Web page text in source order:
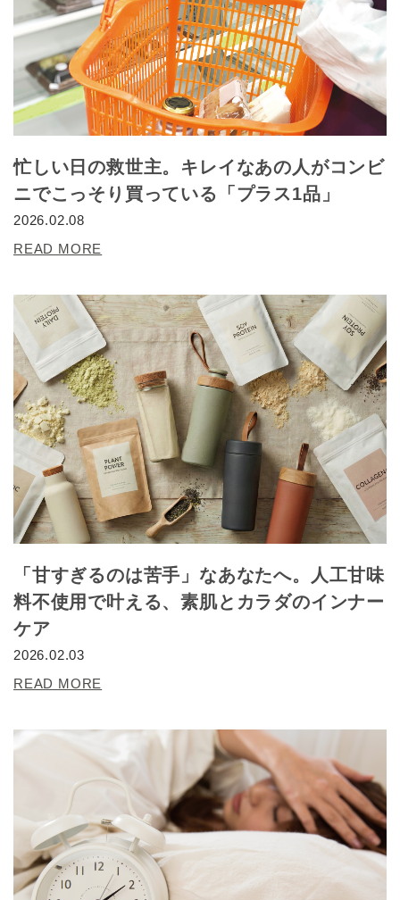
忙しい日の救世主。キレイなあの人がコンビ
ニでこっそり買っている「プラス1品」
2026.02.08
READ MORE
「甘すぎるのは苦手」なあなたへ。人工甘味
料不使用で叶える、素肌とカラダのインナー
ケア
2026.02.03
READ MORE